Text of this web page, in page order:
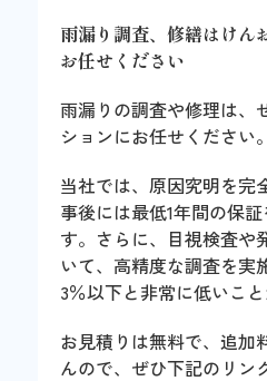
雨漏り調査、修繕はけん
お任せください
雨漏りの調査や修理は、
ションにお任せください。
当社では、原因究明を完
事後には最低1年間の保
す。さらに、目視検査や
いて、高精度な調査を実
3％以下と非常に低いこと
お見積りは無料で、追加
んので、ぜひ下記のリン